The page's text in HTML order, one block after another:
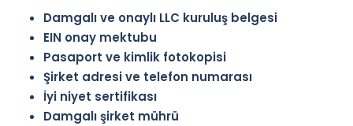
Damgalı ve onaylı LLC kuruluş belgesi
EIN onay mektubu
Pasaport ve kimlik fotokopisi
Şirket adresi ve telefon numarası
İyi niyet sertifikası
Damgalı şirket mührü